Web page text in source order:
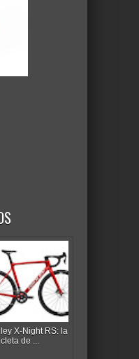
X-Night RS: la
de ...